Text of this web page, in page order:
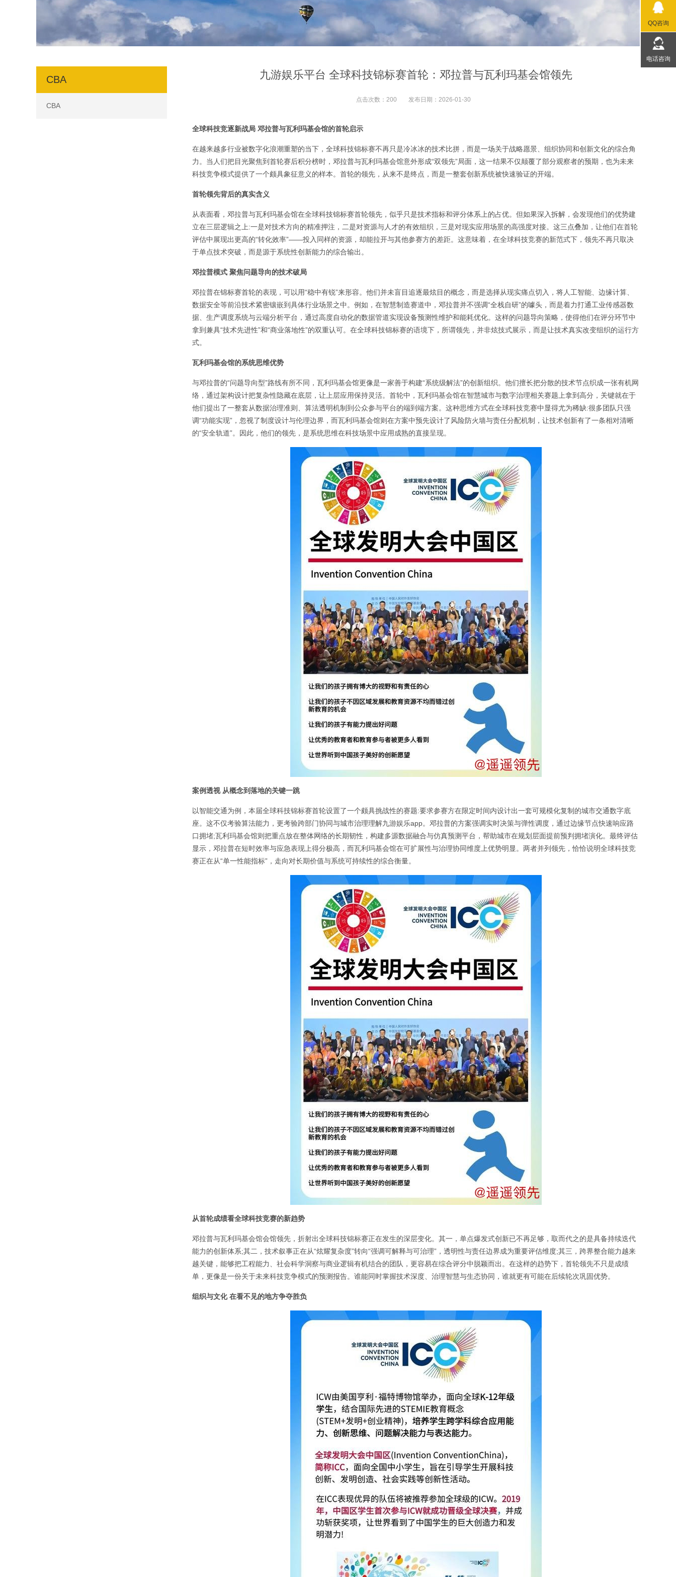
九游娱乐平台 全球科技锦标赛首轮：邓拉普与瓦利玛基会馆领先
点击次数： 200 发布日期： 2026-01-30
全球科技竞逐新战局 邓拉普与瓦利玛基会馆的首轮启示
在越来越多行业被数字化浪潮重塑的当下，全球科技锦标赛不再只是冷冰冰的技术比拼，而是一场关于战略愿景、组织协同和创新文化的综合角
力。当人们把目光聚焦到首轮赛后积分榜时，邓拉普与瓦利玛基会馆意外形成“双领先”局面，这一结果不仅颠覆了部分观察者的预期，也为未来
科技竞争模式提供了一个颇具象征意义的样本。首轮的领先，从来不是终点，而是一整套创新系统被快速验证的开端。
首轮领先背后的真实含义
从表面看，邓拉普与瓦利玛基会馆在全球科技锦标赛首轮领先，似乎只是技术指标和评分体系上的占优。但如果深入拆解，会发现他们的优势建
立在三层逻辑之上:一是对技术方向的精准押注，二是对资源与人才的有效组织，三是对现实应用场景的高强度对接。这三点叠加，让他们在首轮
评估中展现出更高的“转化效率”——投入同样的资源，却能拉开与其他参赛方的差距。这意味着，在全球科技竞赛的新范式下，领先不再只取决
于单点技术突破，而是源于系统性创新能力的综合输出。
邓拉普模式 聚焦问题导向的技术破局
邓拉普在锦标赛首轮的表现，可以用“稳中有锐”来形容。他们并未盲目追逐最炫目的概念，而是选择从现实痛点切入，将人工智能、边缘计算、
数据安全等前沿技术紧密镶嵌到具体行业场景之中。例如，在智慧制造赛道中，邓拉普并不强调“全栈自研”的噱头，而是着力打通工业传感器数
据、生产调度系统与云端分析平台，通过高度自动化的数据管道实现设备预测性维护和能耗优化。这样的问题导向策略，使得他们在评分环节中
拿到兼具“技术先进性”和“商业落地性”的双重认可。在全球科技锦标赛的语境下，所谓领先，并非炫技式展示，而是让技术真实改变组织的运行方
式。
瓦利玛基会馆的系统思维优势
与邓拉普的“问题导向型”路线有所不同，瓦利玛基会馆更像是一家善于构建“系统级解法”的创新组织。他们擅长把分散的技术节点织成一张有机网
络，通过架构设计把复杂性隐藏在底层，让上层应用保持灵活。首轮中，瓦利玛基会馆在智慧城市与数字治理相关赛题上拿到高分，关键就在于
他们提出了一整套从数据治理准则、算法透明机制到公众参与平台的端到端方案。这种思维方式在全球科技竞赛中显得尤为稀缺:很多团队只强
调“功能实现”，忽视了制度设计与伦理边界，而瓦利玛基会馆则在方案中预先设计了风险防火墙与责任分配机制，让技术创新有了一条相对清晰
的“安全轨道”。因此，他们的领先，是系统思维在科技场景中应用成熟的直接呈现。
案例透视 从概念到落地的关键一跳
以智能交通为例，本届全球科技锦标赛首轮设置了一个颇具挑战性的赛题:要求参赛方在限定时间内设计出一套可规模化复制的城市交通数字底
座。这不仅考验算法能力，更考验跨部门协同与城市治理理解九游娱乐app。邓拉普的方案强调实时决策与弹性调度，通过边缘节点快速响应路
口拥堵;瓦利玛基会馆则把重点放在整体网络的长期韧性，构建多源数据融合与仿真预测平台，帮助城市在规划层面提前预判拥堵演化。最终评估
显示，邓拉普在短时效率与应急表现上得分极高，而瓦利玛基会馆在可扩展性与治理协同维度上优势明显。两者并列领先，恰恰说明全球科技竞
赛正在从“单一性能指标”，走向对长期价值与系统可持续性的综合衡量。
从首轮成绩看全球科技竞赛的新趋势
邓拉普与瓦利玛基会馆会馆领先，折射出全球科技锦标赛正在发生的深层变化。其一，单点爆发式创新已不再足够，取而代之的是具备持续迭代
能力的创新体系;其二，技术叙事正在从“炫耀复杂度”转向“强调可解释与可治理”，透明性与责任边界成为重要评估维度;其三，跨界整合能力越来
越关键，能够把工程能力、社会科学洞察与商业逻辑有机结合的团队，更容易在综合评分中脱颖而出。在这样的趋势下，首轮领先不只是成绩
单，更像是一份关于未来科技竞争模式的预测报告。谁能同时掌握技术深度、治理智慧与生态协同，谁就更有可能在后续轮次巩固优势。
组织与文化 在看不见的地方争夺胜负
CBA
CBA
QQ咨询
电话咨询